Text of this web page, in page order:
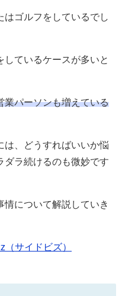
はゴルフをしているでし
しているケースが多いと
業パーソンも増えている
は、どうすればいいか悩
ダラ続けるのも微妙です
情について解説していき
サイドビズ）